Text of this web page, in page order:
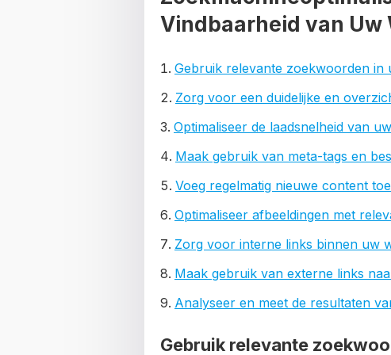
Vindbaarheid van Uw
Gebruik relevante zoekwoorden in
Zorg voor een duidelijke en
Optimaliseer de laadsnelheid van
Maak gebruik van meta-tags en
Voeg regelmatig nieuwe content
Optimaliseer afbeeldingen met
Zorg voor interne links binnen uw
Maak gebruik van externe links
Analyseer en meet de resultaten
Gebruik relevante